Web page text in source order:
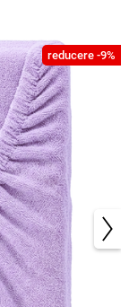
reducere -9%